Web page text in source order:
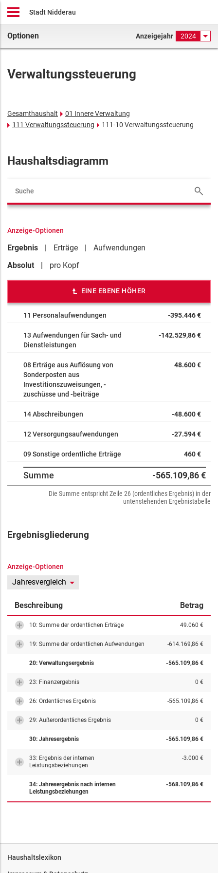
Stadt Nidderau
Optionen Anzeigejahr 2024
Verwaltungssteuerung
Gesamthaushalt
01 Innere Verwaltung
111 Verwaltungssteuerung
111-10 Verwaltungssteuerung
Haushaltsdiagramm
Anzeige-Optionen
Ergebnis Erträge
Aufwendungen
Absolut
pro Kopf
EINE EBENE HÖHER
11 Personalaufwendungen -395.446 €
13 Aufwendungen für Sach- und
Dienstleistungen
-142.529,86 €
08 Erträge aus Auflösung von
Sonderposten aus
Investitionszuweisungen, -
zuschüsse und -beiträge
48.600 €
14 Abschreibungen -48.600 €
12 Versorgungsaufwendungen -27.594 €
09 Sonstige ordentliche Erträge 460 €
Summe -565.109,86 €
Die Summe entspricht Zeile 26 (ordentliches Ergebnis) in der
untenstehenden Ergebnistabelle
Ergebnisgliederung
Anzeige-Optionen
Jahresvergleich
Beschreibung Betrag
10: Summe der ordentlichen Erträge 49.060 €
19: Summe der ordentlichen Aufwendungen -614.169,86 €
20: Verwaltungsergebnis -565.109,86 €
23: Finanzergebnis 0 €
26: Ordentliches Ergebnis -565.109,86 €
29: Außerordentliches Ergebnis 0 €
30: Jahresergebnis -565.109,86 €
33: Ergebnis der internen
Leistungsbeziehungen
-3.000 €
34: Jahresergebnis nach internen
Leistungsbeziehungen
-568.109,86 €
Haushaltslexikon